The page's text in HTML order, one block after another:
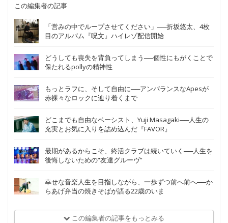
この編集者の記事
「営みの中でループさせてください」──折坂悠太、4枚
目のアルバム『呪文』ハイレゾ配信開始
どうしても喪失を背負ってしまう──個性にもがくことで
保たれるpollyの精神性
もっとラフに、そして自由に──アンバランスなApesが
赤裸々なロックに辿り着くまで
どこまでも自由なベーシスト、Yuji Masagaki──人生の
充実とお気に入りを詰め込んだ『FAVOR』
最期があるからこそ、終活クラブは続いていく──人生を
後悔しないための“友達グルーヴ”
幸せな音楽人生を目指しながら、一歩ずつ前へ前へ──か
らあげ弁当の焼きそばが語る22歳のいま
この編集者の記事をもっとみる